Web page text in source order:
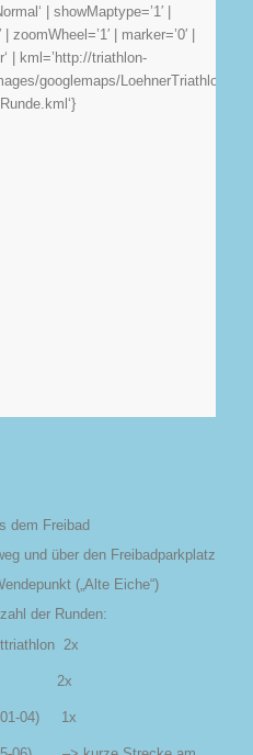
| showMaptype=’1′ |
zoomWheel=’1′ | marker=’0′ |
| kml=’http://triathlon-
googlemaps/LoehnerTriathlon-
dem Freibad
und über den Freibadparkplatz
(„Alte Eiche“)
der Runden:
2x
2x
01-04) 1x